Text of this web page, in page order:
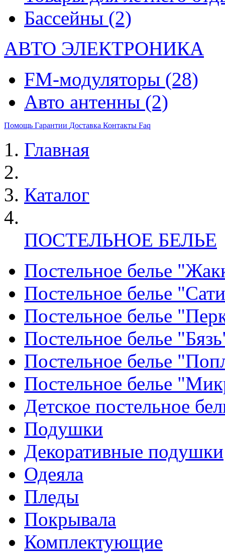
Бассейны (2)
АВТО ЭЛЕКТРОНИКА
FM-модуляторы (28)
Авто антенны (2)
Помощь Гарантии Доставка Контакты Faq
Главная
Каталог
ПОСТЕЛЬНОЕ БЕЛЬЕ
Постельное белье
Постельное белье
Постельное белье
Постельное белье
Постельное белье
Постельное белье
Детское постельное
Подушки
Декоративные подушки
Одеяла
Пледы
Покрывала
Комплектующие